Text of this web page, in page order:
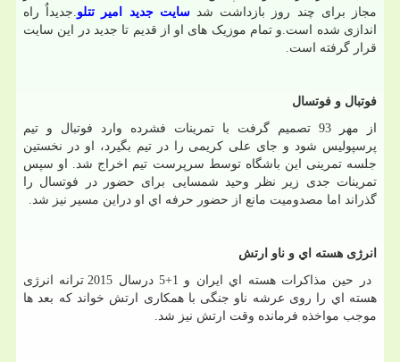
مجاز برای چند روز بازداشت شد
.سایت جدید امیر تتلو جدیداٌ راه
اندازی شده است.و تمام موزیک های او از قدیم تا جدید در این سایت
قرار گرفته است.
فوتبال و فوتسال
از مهر 93 تصمیم گرفت با تمرینات فشرده وارد فوتبال و تیم
پرسپولیس شود و جای علی کریمی را در تیم بگیرد، او در نخستین
جلسه تمرینی این باشگاه توسط سرپرست تیم اخراج شد. او سپس
تمرینات جدی زیر نظر وحید شمسایی برای حضور در فوتسال را
گذراند اما مصدومیت مانع از حضور حرفه اي او دراین مسیر نیز شد.
انرژی هسته اي و ناو ارتش
در حین مذاکرات هسته اي ایران و 1+5 درسال 2015 ترانه انرژی
هسته اي را روی عرشه ناو جنگی با همکاری ارتش خواند که بعد ها
موجب مواخذه فرمانده وقت ارتش نیز شد.